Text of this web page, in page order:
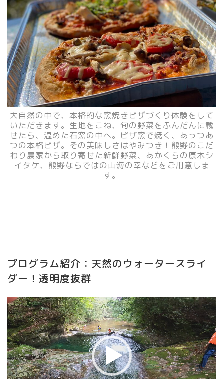
大自然の中で、本格的な窯焼きピザづくり体験をして
いただきます。 生地をこね、旬の野菜をふんだんに載
せたら、温めた石窯の中へ。 ピザ窯で焼く、あっつあ
つの本格ピザ。その美味しさはやみつき！ 熊野のこだ
わり農家から取り寄せた新鮮野菜、あかくらの原木シ
イタケ、熊野ならではの山海の幸などをご用意しま
す。
プログラム紹介：天然のウォータースライ
ダー！透明度抜群
動
画
プ
レ
ー
ヤ
ー